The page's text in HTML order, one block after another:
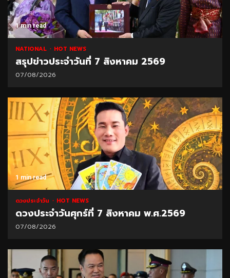
1 min read
NATIONAL HOT NEWS
สรุปข่าวประจำวันที่ 7 สิงหาคม 2569
07/08/2026
1 min read
ดวงประจำวัน HOT NEWS
ดวงประจำวันศุกร์ที่ 7 สิงหาคม พ.ศ.2569
07/08/2026